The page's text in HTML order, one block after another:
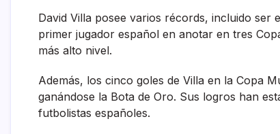
David Villa posee varios récords, incluido ser
primer jugador español en anotar en tres
más alto nivel.
Además, los cinco goles de Villa en la Copa
ganándose la Bota de Oro. Sus logros han
futbolistas españoles.